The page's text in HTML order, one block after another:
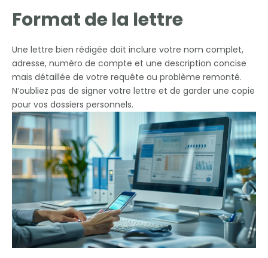
Format de la lettre
Une lettre bien rédigée doit inclure votre nom complet,
adresse, numéro de compte et une description concise
mais détaillée de votre requête ou problème remonté.
N’oubliez pas de signer votre lettre et de garder une copie
pour vos dossiers personnels.